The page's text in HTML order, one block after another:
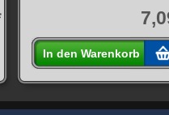
In den Warenkorb